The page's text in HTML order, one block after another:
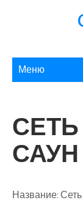
Меню
САУН
Название: